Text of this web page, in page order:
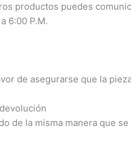
productos puedes
6:00 P.M.
de asegurarse que la
de la misma manera que